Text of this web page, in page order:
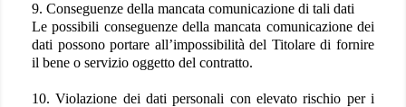
9. Conseguenze della mancata comunicazione di tali dati
Le possibili conseguenze della mancata comunicazione dei
dati possono portare all’impossibilità del Titolare di fornire
il bene o servizio oggetto del contratto.
10. Violazione dei dati personali con elevato rischio per i